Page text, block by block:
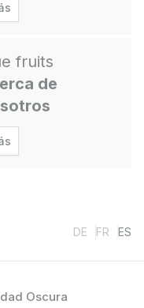
fruits
de
DE FR ES
Oscura